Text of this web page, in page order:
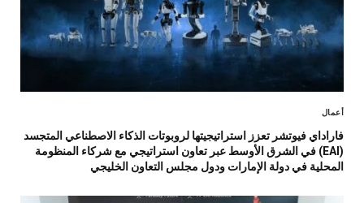
أعمال
فاراداي فيوتشر تعزز استراتيجيتها لروبوتات الذكاء الاصطناعي المتجسد
(EAI) في الشرق الأوسط عبر تعاون استراتيجي مع شركاء المنظومة
المحلية في دولة الإمارات ودول مجلس التعاون الخليجي